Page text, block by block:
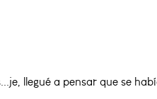
llegué a pensar que se